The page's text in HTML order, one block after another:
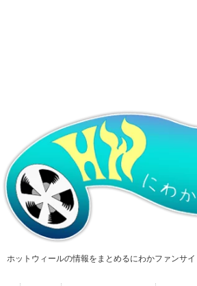
ホットウィールの情報をまとめるにわかファンサイ